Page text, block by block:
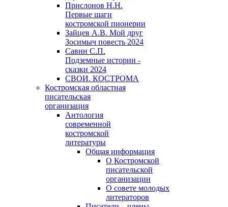
Прислонов Н.Н.
Первые шаги
костромской пионерии
Зайцев А.В. Мой друг
Зосимыч повесть 2024
Савин С.П.
Подземные истории -
сказки 2024
СВОИ. КОСТРОМА
Костромская областная
писательская
организация
Антология
современной
костромской
литературы
Общая информация
О Костромской
писательской
организации
О совете молодых
литераторов